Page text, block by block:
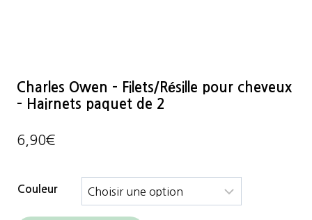
Charles Owen – Filets/Résille pour cheveux
– Hairnets paquet de 2
6,90€
Couleur